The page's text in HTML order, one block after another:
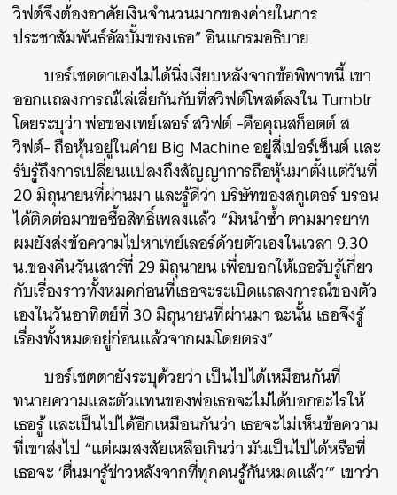
วิฟต์จึงต้องอาศัยเงินจำนวนมากของค่ายในการ
ประชาสัมพันธ์อัลบั้มของเธอ” อินแกรมอธิบาย
บอร์เชตตาเองไม่ได้นิ่งเงียบหลังจากข้อพิพาทนี้ เขา
ออกแถลงการณ์ไล่เลี่ยกันกับที่สวิฟต์โพสต์ลงใน Tumblr
โดยระบุว่า พ่อของเทย์เลอร์ สวิฟต์ -คือคุณสก็อตต์ ส
วิฟต์- ถือหุ้นอยู่ในค่าย Big Machine อยู่สี่เปอร์เซ็นต์ และ
รับรู้ถึงการเปลี่ยนแปลงถึงสัญญาการถือหุ้นมาตั้งแต่วันที่
20 มิถุนายนที่ผ่านมา และรู้ดีว่า บริษัทของสกูเตอร์ บรอน
ได้ติดต่อมาขอซื้อสิทธิ์เพลงแล้ว “มิหนำซ้ำ ตามมารยาท
ผมยังส่งข้อความไปหาเทย์เลอร์ด้วยตัวเองในเวลา 9.30
น.ของคืนวันเสาร์ที่ 29 มิถุนายนเพื่อบอกให้เธอรับรู้เกี่ยว
กับเรื่องราวทั้งหมดก่อนที่เธอจะระเบิดแถลงการณ์ของตัว
เองในวันอาทิตย์ที่ 30 มิถุนายนที่ผ่านมา ฉะนั้น เธอจึงรู้
เรื่องทั้งหมดอยู่ก่อนแล้วจากผมโดยตรง”
บอร์เชตตายังระบุด้วยว่า เป็นไปได้เหมือนกันที่
ทนายความและตัวแทนของพ่อเธอจะไม่ได้บอกอะไรให้
เธอรู้ และเป็นไปได้อีกเหมือนกันว่า เธอจะไม่เห็นข้อความ
ที่เขาส่งไป “แต่ผมสงสัยเหลือเกินว่า มันเป็นไปได้หรือที่
เธอจะ ‘ตื่นมารู้ข่าวหลังจากที่ทุกคนรู้กันหมดแล้ว’” เขาว่า